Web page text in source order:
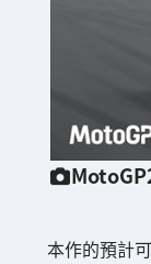
本作的預計